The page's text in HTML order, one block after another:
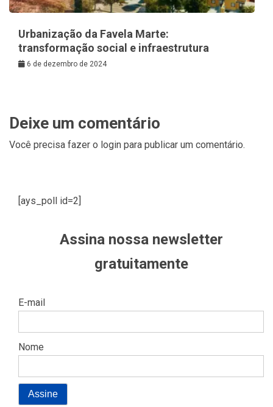
Urbanização da Favela Marte:
transformação social e infraestrutura
6 de dezembro de 2024
Deixe um comentário
Você precisa fazer o login para publicar um comentário.
[ays_poll id=2]
Assina nossa newsletter
gratuitamente
E-mail
Nome